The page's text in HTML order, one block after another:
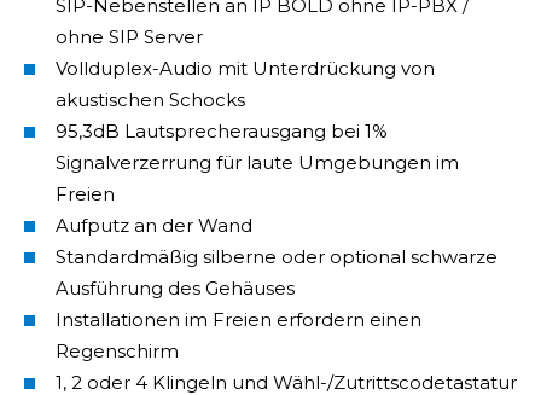
SIP-Nebenstellen an IP BOLD ohne IP-PBX /
ohne SIP Server
Vollduplex-Audio mit Unterdrückung von
akustischen Schocks
95,3dB Lautsprecherausgang bei 1%
Signalverzerrung für laute Umgebungen im
Freien
Aufputz an der Wand
Standardmäßig silberne oder optional schwarze
Ausführung des Gehäuses
Installationen im Freien erfordern einen
Regenschirm
1, 2 oder 4 Klingeln und Wähl-/Zutrittscodetastatur